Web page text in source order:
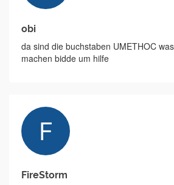
obi
da sind die buchstaben UMETHOC
machen bidde um hilfe
FireStorm